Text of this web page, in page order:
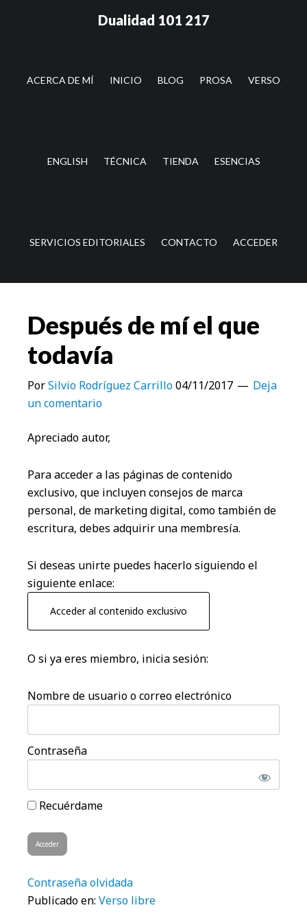
lateral
Dualidad 101 217
ACERCA DE MÍ INICIO BLOG PROSA VERSO
ENGLISH TÉCNICA TIENDA ESENCIAS
SERVICIOS EDITORIALES CONTACTO ACCEDER
Después de mí el que
todavía
PorSilvio Rodríguez Carrillo04/11/2017
Deja
un comentario
Apreciado autor,
Para acceder a las páginas de contenido
exclusivo, que incluyen consejos de marca
personal, de marketing digital, como también de
escritura, debes adquirir una membresía.
Si deseas unirte puedes hacerlo siguiendo el
siguiente enlace:
Acceder al contenido exclusivo
O si ya eres miembro, inicia sesión:
Nombre de usuario o correo electrónico
Contraseña
Recuérdame
Contraseña olvidada
Publicado en: Verso libre